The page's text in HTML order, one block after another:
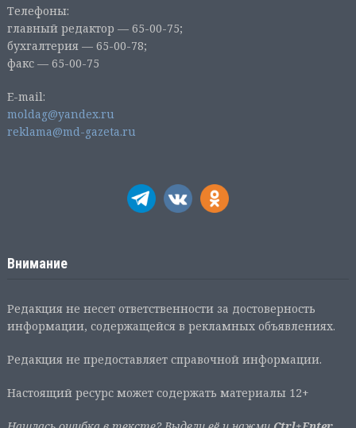
Телефоны:
главный редактор — 65-00-75;
бухгалтерия — 65-00-78;
факс — 65-00-75
E-mail:
moldag@yandex.ru
reklama@md-gazeta.ru
Внимание
Редакция не несет ответственности за достоверность
информации, содержащейся в рекламных объявлениях.
Редакция не предоставляет справочной информации.
Настоящий ресурс может содержать материалы 12+